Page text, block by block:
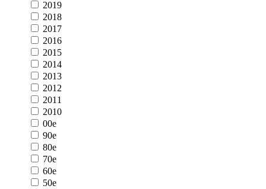
2019
2018
2017
2016
2015
2014
2013
2012
2011
2010
00e
90e
80e
70e
60e
50e